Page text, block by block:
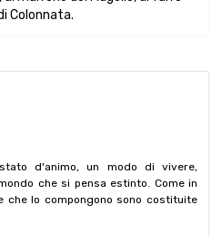
Colonnata.
d'animo, un modo di vivere,
che si pensa estinto. Come in
che lo compongono sono costituite